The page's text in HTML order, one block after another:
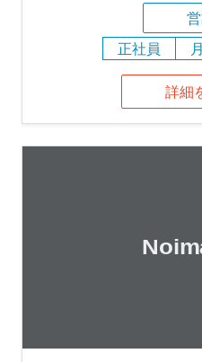
正社員
詳細